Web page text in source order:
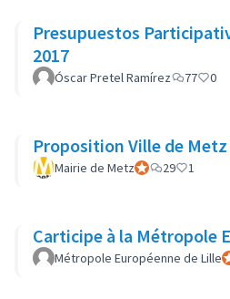
Presupuestos
2017
Óscar Pretel Ramírez 77 0
Proposition Ville de Metz
Mairie de MetzParticipant officiel
29 1
Carticipe à la Métropole
Métropole Européenne de Lille